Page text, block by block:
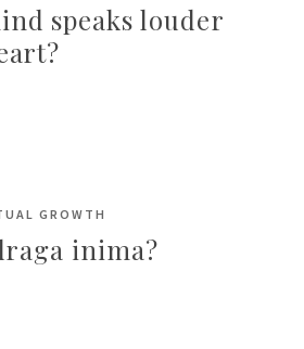
speaks louder
GROWTH
inima?